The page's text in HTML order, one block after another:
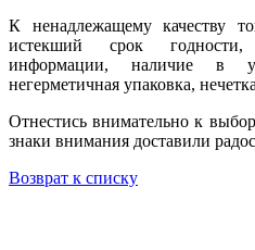
К ненадлежащему качеству
истекший срок годности,
информации, наличие в
негерметичная упаковка,
Отнестись внимательно к
знаки внимания доставили
Возврат к списку